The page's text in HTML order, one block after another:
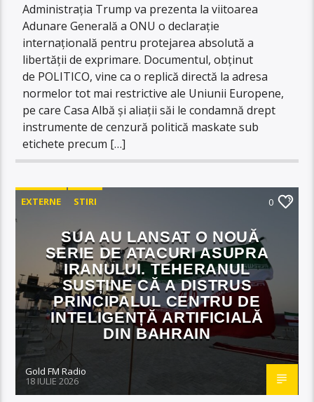
Administrația Trump va prezenta la viitoarea
Adunare Generală a ONU o declarație
internațională pentru protejarea absolută a
libertății de exprimare. Documentul, obținut
de POLITICO, vine ca o replică directă la adresa
normelor tot mai restrictive ale Uniunii Europene,
pe care Casa Albă și aliații săi le condamnă drept
instrumente de cenzură politică maskate sub
etichete precum […]
EXTERNE STIRI 0
SUA AU LANSAT O NOUĂ
SERIE DE ATACURI ASUPRA
IRANULUI. TEHERANUL
SUSȚINE CĂ A DISTRUS
PRINCIPALUL CENTRU DE
INTELIGENȚĂ ARTIFICIALĂ
DIN BAHRAIN
Gold FM Radio
18 IULIE 2026